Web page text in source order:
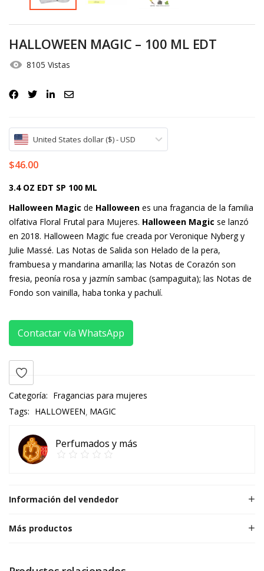
HALLOWEEN MAGIC – 100 ML EDT
8105 Vistas
United States dollar ($) - USD
$46.00
3.4 OZ EDT SP 100 ML
Halloween Magic de Halloween es una fragancia de la familia
olfativa Floral Frutal para Mujeres. Halloween Magic se lanzó
en 2018. Halloween Magic fue creada por Veronique Nyberg y
Julie Massé. Las Notas de Salida son Helado de la pera,
frambuesa y mandarina amarilla; las Notas de Corazón son
fresia, peonía rosa y jazmín sambac (sampaguita); las Notas de
Fondo son vainilla, haba tonka y pachulí.
Contactar vía WhatsApp
Categoría: Fragancias para mujeres
Tags: HALLOWEEN MAGIC
Perfumados y más
Información del vendedor
Más productos